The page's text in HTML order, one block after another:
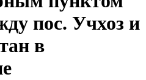
пос. Учхоз и
в